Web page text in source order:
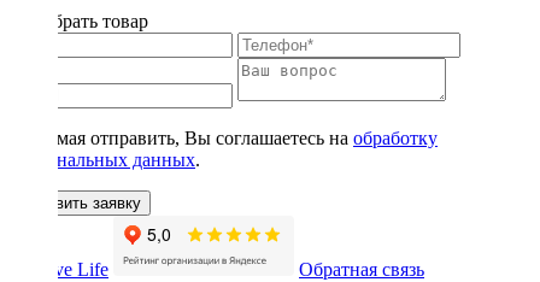
Подобрать товар
Нажимая отправить, Вы соглашаетесь на обработку
персональных данных.
Оставить заявку
Обратная связь